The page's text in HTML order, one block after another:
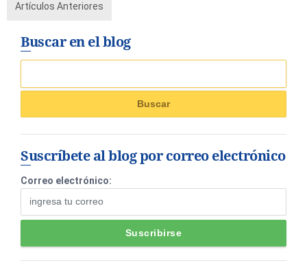
Artículos Anteriores
Buscar en el blog
Suscríbete al blog por correo electrónico
Correo electrónico: